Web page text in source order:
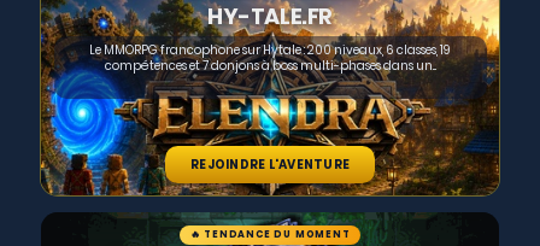
HY-TALE.FR
Le MMORPG francophone sur Hytale : 200 niveaux, 6 classes, 19
compétences et 7 donjons à boss multi-phases dans un...
REJOINDRE L'AVENTURE
🔥 TENDANCE DU MOMENT